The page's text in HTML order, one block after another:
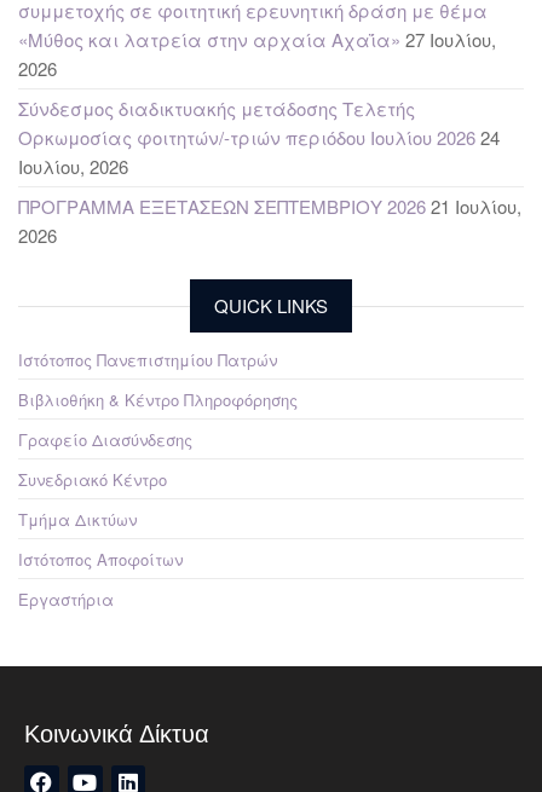
συμμετοχής σε φοιτητική ερευνητική δράση με θέμα
«Μύθος και λατρεία στην αρχαία Αχαΐα» 27 Ιουλίου,
2026
Σύνδεσμος διαδικτυακής μετάδοσης Τελετής
Ορκωμοσίας φοιτητών/-τριών περιόδου Ιουλίου 202624
Ιουλίου, 2026
ΠΡΟΓΡΑΜΜΑ ΕΞΕΤΑΣΕΩΝ ΣΕΠΤΕΜΒΡΙΟΥ 202621 Ιουλίου,
2026
QUICK LINKS
Ιστότοπος Πανεπιστημίου Πατρών
Βιβλιοθήκη & Κέντρο Πληροφόρησης
Γραφείο Διασύνδεσης
Συνεδριακό Κέντρο
Τμήμα Δικτύων
Ιστότοπος Αποφοίτων
Εργαστήρια
Κοινωνικά Δίκτυα